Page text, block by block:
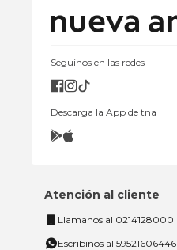
Seguinos en las redes
Descarga la App de tna
Atención al cliente
Llamanos al 0214128000
Escribinos al 59521606446